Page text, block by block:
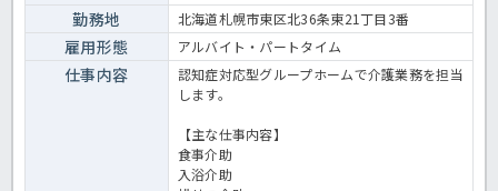
勤務地 北海道札幌市東区北36条東21丁目3番
雇用形態 アルバイト・パートタイム
仕事内容
認知症対応型グループホームで介護業務を担当
します。
【主な仕事内容】
食事介助
入浴介助